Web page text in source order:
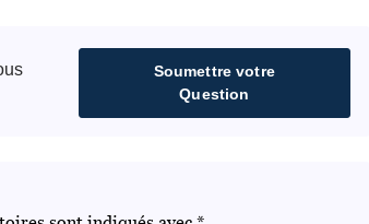
Soumettre votre
Question